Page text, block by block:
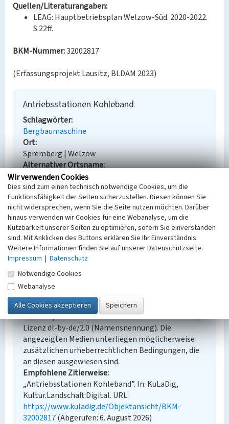
Quellen/Literaturangaben:
LEAG: Hauptbetriebsplan Welzow-Süd. 2020-2022.
S.22ff.
BKM-Nummer:32002817
(Erfassungsprojekt Lausitz, BLDAM 2023)
Antriebsstationen Kohleband
Schlagwörter
Bergbaumaschine
Ort
Spremberg | Welzow
Alternativer Ortsname
Grodk | Wjelcej
Fachsicht(en)
Denkmalpflege
Erfassungsmaßstab
Keine Angabe
Erfassungsmethode
Übernahme aus externer Fachdatenbank
Empfohlene Zitierweise
Urheberrechtlicher Hinweis
Der hier präsentierte Inhalt steht unter der freien
Lizenz dl-by-de/2.0 (Namensnennung). Die
angezeigten Medien unterliegen möglicherweise
zusätzlichen urheberrechtlichen Bedingungen, die
an diesen ausgewiesen sind.
Empfohlene Zitierweise
„Antriebsstationen Kohleband”. In: KuLaDig,
Kultur.Landschaft.Digital. URL:
https://www.kuladig.de/Objektansicht/BKM-
32002817(Abgerufen: 6. August 2026)
Wir verwenden Cookies
Dies sind zum einen technisch notwendige Cookies, um die
Funktionsfähigkeit der Seiten sicherzustellen. Diesen können Sie
nicht widersprechen, wenn Sie die Seite nutzen möchten. Darüber
hinaus verwenden wir Cookies für eine Webanalyse, um die
Nutzbarkeit unserer Seiten zu optimieren, sofern Sie einverstanden
sind. Mit Anklicken des Buttons erklären Sie Ihr Einverständnis.
Weitere Informationen finden Sie auf unserer Datenschutzseite.
Impressum | Datenschutz
Notwendige Cookies
Webanalyse